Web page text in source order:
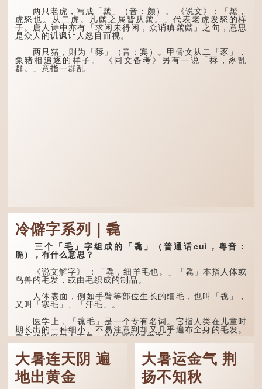
会须一饮三百杯。" 意思是
说：上天给了我才能，必然
有用到的地方；即使千金散
去，也终会重新得到。
李白作此诗时，大约是
天宝十一年。当时他已被唐
玄宗赐金放还约八年，这期
龙九子外形与能力各有
不同，其中，赑屭原形像
龟，因为能负重，多作为碑
座，有“碑下...
两只老虎，写成「虤」（音：颜）。 《说文》：「虤，
虎怒也。从二虎。凡虤之属皆从虤。」代表老虎发怒的样
子。唐人诗中亦有「求闲未得闲，众诮瞋虤虤」之句，意思
是众人的讥讽让人怒目而视。
两只猪，则为「豩」（音：宾）。甲骨文从二「豕」，
象猪相追逐的样子。 《同文备考》另有一说「豩，豕乱
群。」意指一群乱...
冷僻字系列｜毳
三个「毛」字组成的「毳」（普通话cuì，粤音：
脆），有什么意思？
《说文解字》 ：「毳，细羊毛也。」「毳」本指人体或
鸟兽的毛发，或由毛织成的制品。
人体表面，例如手臂等部位生长的细毛，也叫「毳」，
又叫「寒毛」、「汗毛」。
医学上，「毳毛」是一个专有名词。它指人类在儿童时
期长出的一种细小、不易注意到却又几乎遍布全身的毛发。
毳毛的密度因人而异，其长度则通常不会...
大暑连天阴 遍
地出黄金
大暑运金气 荆
扬不知秋